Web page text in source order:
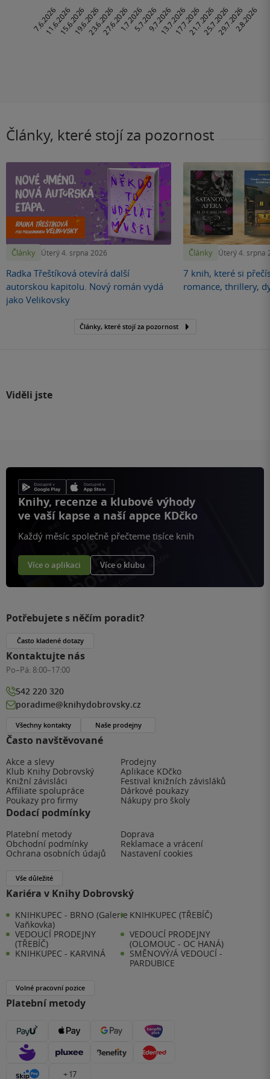
Články, které stojí za pozornost
Články Úterý 4. srpna 2026
Radka Třeštíková otevírá další
autorskou kapitolu. Nový román vydá
jako Velikovsky
Články Úterý 4. srpna
7 knih, které si
romance, thrillery,
Články, které stojí za pozornost
Viděli jste
Knihy, recenze a klubové výhody
ve vaší kapse a naší appce KDčko
Každý měsíc společně přečteme tisíce knih
Více o aplikaci Více o klubu
Často navštěvované
Akce a slevy
Prodejny
Klub Knihy Dobrovský
Aplikace KDčko
Knižní závisláci
Festival knižních závisláků
Affiliate spolupráce
Dárkové poukazy
Poukazy pro firmy
Nákupy pro školy
Dodací podmínky
Platební metody
Doprava
Obchodní podmínky
Reklamace a vrácení
Ochrana osobních údajů
Nastavení cookies
Vše důležité
Kariéra v Knihy Dobrovský
KNIHKUPEC - BRNO (Galerie
Vaňkovka)
KNIHKUPEC (TŘEBÍČ)
VEDOUCÍ PRODEJNY
(TŘEBÍČ)
VEDOUCÍ PRODEJNY
(OLOMOUC - OC HANÁ)
KNIHKUPEC - KARVINÁ
SMĚNOVÝ/Á VEDOUCÍ -
PARDUBICE
Volné pracovní pozice
Platební metody
+ 17
Potřebujete s něčím poradit?
Často kladené dotazy
Kontaktujte nás
Po–Pá: 8:00–17:00
542 220 320
poradime@knihydobrovsky.cz
Všechny kontakty Naše prodejny